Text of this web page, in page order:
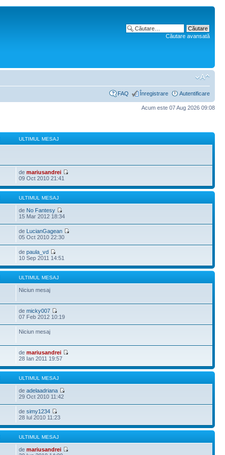
Căutare avansată
FAQ Înregistrare Autentificare
Acum este 07 Aug 2026 09:08
ULTIMUL MESAJ
demariusandrei
09 Oct 2010 21:41
ULTIMUL MESAJ
de No Fantesy
15 Mar 2012 18:34
de LucianGagean
05 Oct 2010 22:30
depaula_vd
10 Sep 2011 14:51
ULTIMUL MESAJ
Niciun mesaj
demicky007
07 Feb 2012 10:19
Niciun mesaj
demariusandrei
28 Ian 2011 19:57
ULTIMUL MESAJ
deadelaadriana
29 Oct 2010 11:42
desimy1234
28 Iul 2010 11:23
ULTIMUL MESAJ
demariusandrei